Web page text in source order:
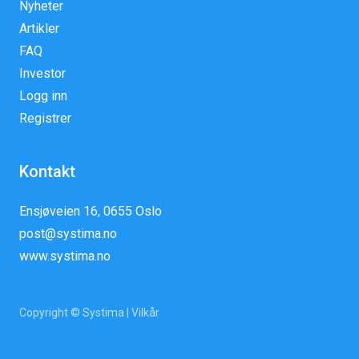
Nyheter
Artikler
FAQ
Investor
Logg inn
Registrer
Kontakt
Ensjøveien 16, 0655 Oslo
post@systima.no
www.systima.no
Copyright © Systima | Vilkår